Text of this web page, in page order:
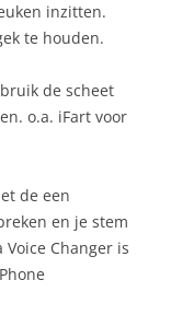
inzitten.
te houden.
de scheet
o.a. iFart voor
de een
en je stem
Changer is